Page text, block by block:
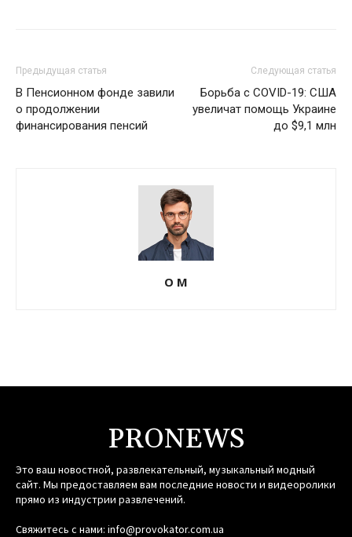
Предыдущая статья
В Пенсионном фонде завили
о продолжении
финансирования пенсий
Следующая статья
Борьба с COVID-19: США
увеличат помощь Украине
до $9,1 млн
О М
PRONEWS
Это ваш новостной, развлекательный, музыкальный модный
сайт. Мы предоставляем вам последние новости и видеоролики
прямо из индустрии развлечений.
Свяжитесь с нами: info@provokator.com.ua